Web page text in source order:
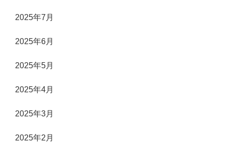
2025年7月
2025年6月
2025年5月
2025年4月
2025年3月
2025年2月